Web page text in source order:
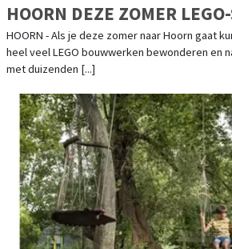
HOORN DEZE ZOMER
HOORN - Als je deze zomer naar Hoorn gaat
heel veel LEGO bouwwerken bewonderen en
met duizenden [...]